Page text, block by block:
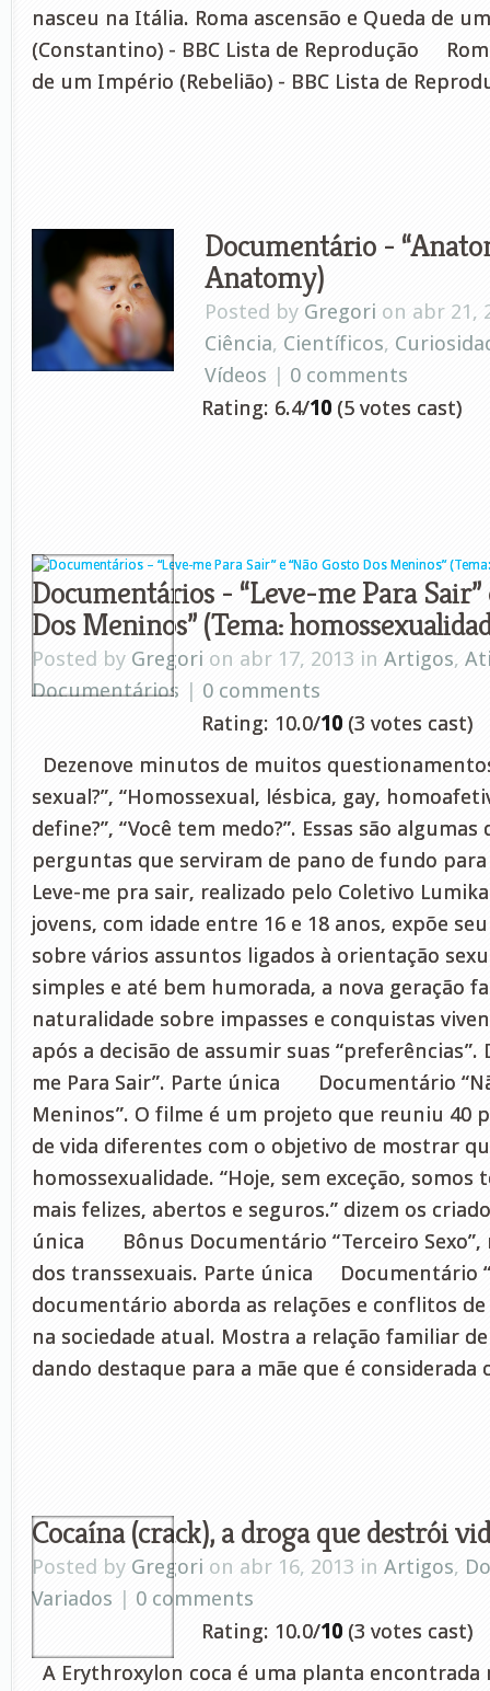
nasceu na Itália. Roma ascensão e Queda de
(Constantino) - BBC Lista de Reprodução
de um Império (Rebelião) - BBC Lista de
Documentário -
Anatomy)
Posted by Gregori on abr 21,
Ciência, Científicos,
Vídeos | 0 comments
Rating: 6.4/10 (5 votes cast)
Documentários - “Leve-me Para Sair”
Dos Meninos” (Tema:
Posted by Gregori on abr 17, 2013 in Artigos,
Documentários | 0 comments
Rating: 10.0/10 (3 votes cast)
Dezenove minutos de muitos
sexual?”, “Homossexual, lésbica, gay,
define?”, “Você tem medo?”. Essas são
perguntas que serviram de pano de fundo
Leve-me pra sair, realizado pelo Coletivo
jovens, com idade entre 16 e 18 anos, expõe
sobre vários assuntos ligados à orientação
simples e até bem humorada, a nova geração
naturalidade sobre impasses e conquistas
após a decisão de assumir suas “preferências”.
me Para Sair”. Parte única Documentário
Meninos”. O filme é um projeto que reuniu 40
de vida diferentes com o objetivo de mostrar
homossexualidade. “Hoje, sem exceção,
mais felizes, abertos e seguros.” dizem os
única Bônus Documentário “Terceiro Sexo”,
dos transsexuais. Parte única Documentário
documentário aborda as relações e conflitos
na sociedade atual. Mostra a relação familiar
dando destaque para a mãe que é
Cocaína (crack), a droga que destrói
Posted by Gregori on abr 16, 2013 in Artigos,
Variados | 0 comments
Rating: 10.0/10 (3 votes cast)
A Erythroxylon coca é uma planta encontrada